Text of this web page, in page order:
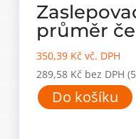
průměr
350,39 Kč vč. DPH
289,58 Kč bez DPH
Do košíku